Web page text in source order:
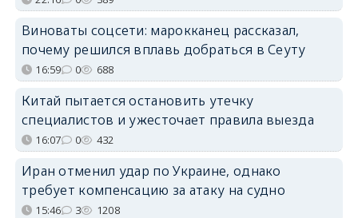
Виноваты соцсети: марокканец рассказал,
почему решился вплавь добраться в Сеуту
16:59 0 688
Китай пытается остановить утечку
специалистов и ужесточает правила выезда
16:07 0 432
Иран отменил удар по Украине, однако
требует компенсацию за атаку на судно
15:46 3 1208